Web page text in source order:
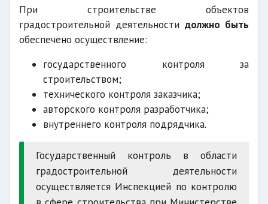
При строительстве объектов
градостроительной деятельности должно быть
обеспечено осуществление:
государственного контроля за
строительством;
технического контроля заказчика;
авторского контроля разработчика;
внутреннего контроля подрядчика.
Государственный контроль в области
градостроительной деятельности
осуществляется Инспекцией по контролю